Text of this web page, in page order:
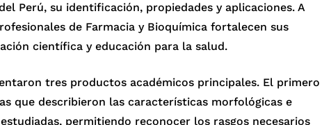
Perú, su identificación, propiedades y aplicaciones. A
de Farmacia y Bioquímica fortalecen sus
científica y educación para la salud.
tres productos académicos principales. El primero
que describieron las características morfológicas e
permitiendo reconocer los rasgos necesarios